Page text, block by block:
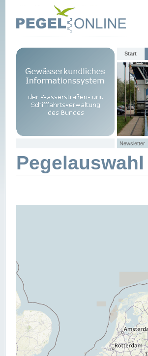
Start
Newsletter